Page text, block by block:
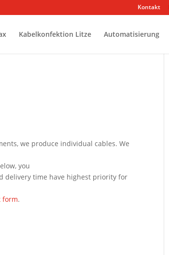
Kontakt
Kabelkonfektion Litze Automatisierung
we produce individual cables. We
, you
delivery time have highest priority for
form.